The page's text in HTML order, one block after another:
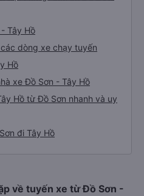
Tây Hồ
dòng xe chạy tuyến
Hồ
xe Đồ Sơn - Tây Hồ
Hồ từ Đồ Sơn nhanh và uy
đi Tây Hồ
về tuyến xe từ Đồ Sơn -